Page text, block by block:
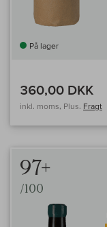
På lager
360,00 DKK
inkl. moms, Plus. Fragt
97+
/100